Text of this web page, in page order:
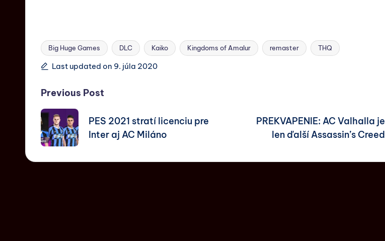
Big Huge Games DLC Kaiko Kingdoms of Amalur remaster THQ
Last updated on 9. júla 2020
Previous Post
PES 2021 stratí licenciu pre
Inter aj AC Miláno
PREKVAPENIE: AC Valhalla je
len ďalší Assassin’s Creed